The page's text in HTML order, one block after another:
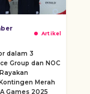
Artikel
dalam 3
Group dan NOC
Merah
Games 2025